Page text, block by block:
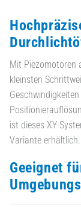
Mit Piezomotoren
kleinsten
ist dieses XY-
Variante erhältlich.
Geeignet